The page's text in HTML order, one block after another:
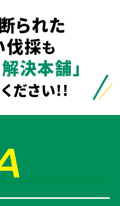
られた
伐採も
決本舗」
ださい!!